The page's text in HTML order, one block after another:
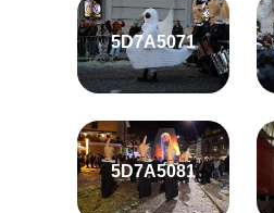
5D7A5071
5D7A5081